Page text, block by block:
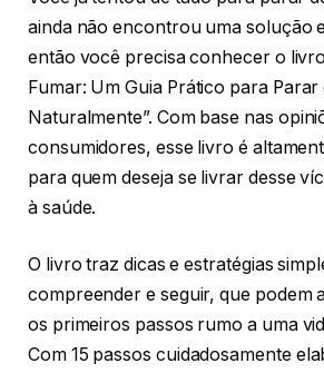
ainda não encontrou uma solução
então você precisa conhecer o
Fumar: Um Guia Prático para Parar
Naturalmente”. Com base nas
consumidores, esse livro é
para quem deseja se livrar desse
à saúde.
O livro traz dicas e estratégias
compreender e seguir, que podem
os primeiros passos rumo a uma
Com 15 passos cuidadosamente